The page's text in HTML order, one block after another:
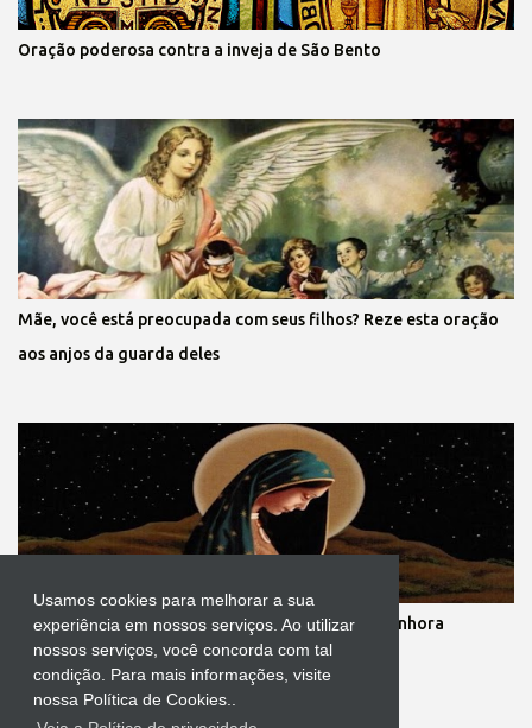
Usamos cookies para melhorar a sua
experiência em nossos serviços. Ao utilizar
nossos serviços, você concorda com tal
condição. Para mais informações, visite
nossa Política de Cookies..
Oração poderosa contra a inveja de São Bento
Mãe, você está preocupada com seus filhos? Reze esta oração
aos anjos da guarda deles
Novena dos nove meses de gestação de Nossa Senhora